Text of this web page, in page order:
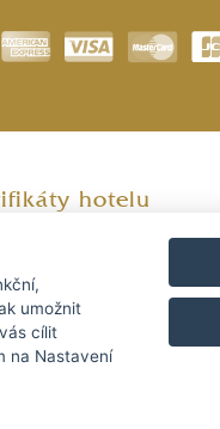
hotelu
umožnit
cílit
na Nastavení